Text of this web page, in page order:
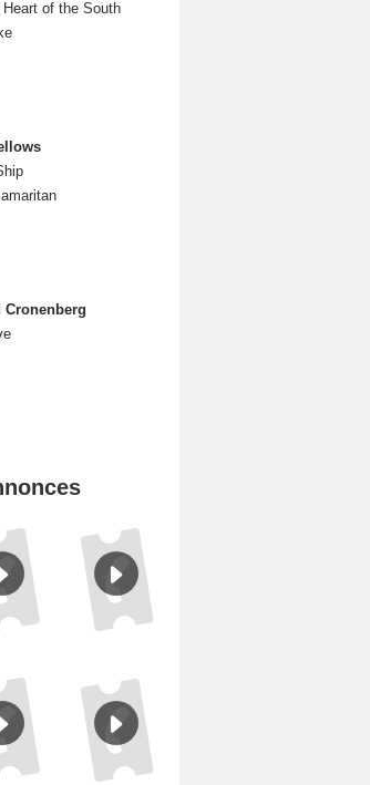
Heart of the South
Cronenberg
Spider-Man: Brand New Day Bande-annonce VO STFR